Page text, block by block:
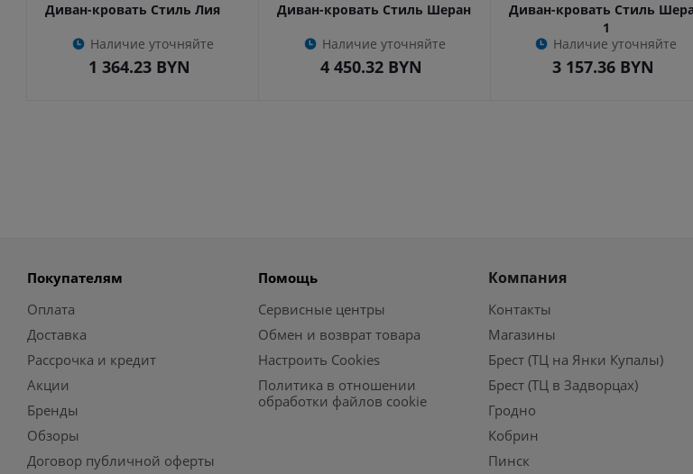
Диван-кровать Стиль Лия
Наличие уточняйте
1 364.23 BYN
Диван-кровать Стиль Шеран
Наличие уточняйте
4 450.32 BYN
Диван-кровать Стиль
1
Наличие уточняйте
3 157.36BYN
Покупателям
Оплата
Доставка
Рассрочка и кредит
Акции
Бренды
Обзоры
Договор публичной оферты
Помощь
Сервисные центры
Обмен и возврат товара
Настроить Cookies
Политика в отношении
обработки файлов cookie
Компания
Контакты
Магазины
Брест (ТЦ на Янки Купалы)
Брест (ТЦ в Задворцах)
Гродно
Кобрин
Пинск